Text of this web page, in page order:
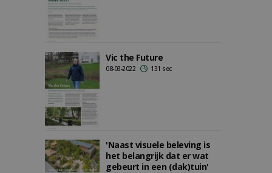
Vic the Future
08-03-2022 131 sec
'Naast visuele beleving is
het belangrijk dat er wat
gebeurt in een (dak)tuin'